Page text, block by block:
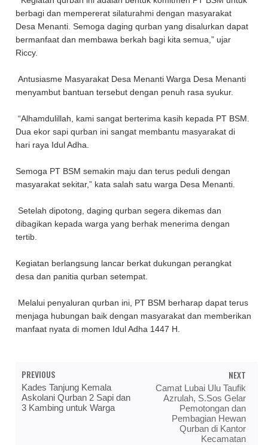
berbagi dan mempererat silaturahmi dengan masyarakat
Desa Menanti. Semoga daging qurban yang disalurkan dapat
bermanfaat dan membawa berkah bagi kita semua,” ujar
Riccy.
Antusiasme Masyarakat Desa Menanti Warga Desa Menanti
menyambut bantuan tersebut dengan penuh rasa syukur.
“Alhamdulillah, kami sangat berterima kasih kepada PT BSM.
Dua ekor sapi qurban ini sangat membantu masyarakat di
hari raya Idul Adha.
Semoga PT BSM semakin maju dan terus peduli dengan
masyarakat sekitar,” kata salah satu warga Desa Menanti.
Setelah dipotong, daging qurban segera dikemas dan
dibagikan kepada warga yang berhak menerima dengan
tertib.
Kegiatan berlangsung lancar berkat dukungan perangkat
desa dan panitia qurban setempat.
Melalui penyaluran qurban ini, PT BSM berharap dapat terus
menjaga hubungan baik dengan masyarakat dan memberikan
manfaat nyata di momen Idul Adha 1447 H.
PREVIOUS
Kades Tanjung Kemala
Askolani Qurban 2 Sapi dan
3 Kambing untuk Warga
NEXT
Camat Lubai Ulu Taufik
Azrulah, S.Sos Gelar
Pemotongan dan
Pembagian Hewan
Qurban di Kantor
Kecamatan